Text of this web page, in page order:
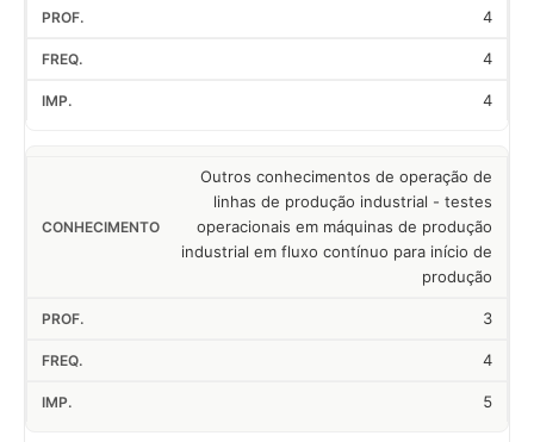
4
4
4
Outros conhecimentos de operação de
linhas de produção industrial - testes
operacionais em máquinas de produção
industrial em fluxo contínuo para início de
produção
3
4
5